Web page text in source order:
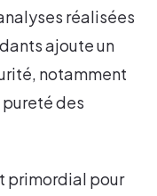
réalisées
ajoute un
notamment
des
primordial pour